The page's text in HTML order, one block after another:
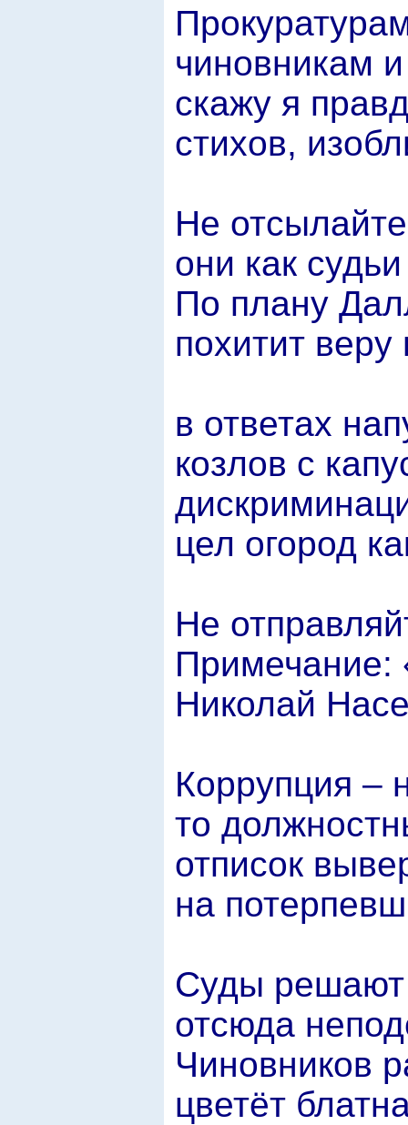
чиновникам
скажу я
стихов,
Не
они как
По плану
похитит
в ответах
козлов с
цел огород
Не
Примечание:
Николай
Коррупция –
то
отписок
на
Суды решают
отсюда
Чиновников
цветёт